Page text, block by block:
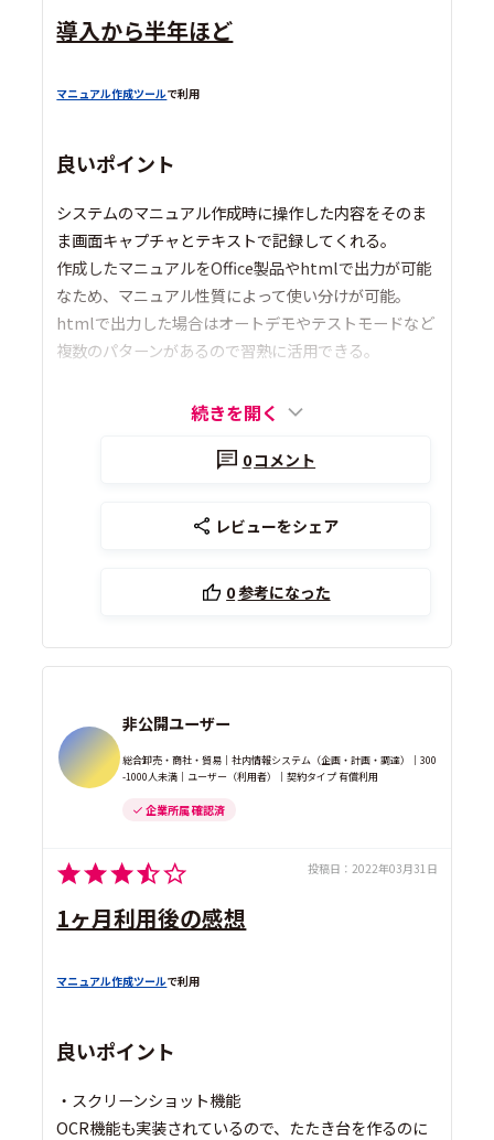
導入から半年ほど
マニュアル作成ツールで利用
良いポイント
システムのマニュアル作成時に操作した内容をそのま
ま画面キャプチャとテキストで記録してくれる。
作成したマニュアルをOffice製品やhtmlで出力が可能
なため、マニュアル性質によって使い分けが可能。
htmlで出力した場合はオートデモやテストモードなど
複数のパターンがあるので習熟に活用できる。
続きを開く
0コメント
レビューをシェア
0参考になった
非公開ユーザー
総合卸売・商社・貿易｜社内情報システム（企画・計画・調達）｜300
-1000人未満｜ユーザー（利用者）｜契約タイプ 有償利用
企業所属 確認済
投稿日： 2022年03月31日
1ヶ月利用後の感想
マニュアル作成ツールで利用
良いポイント
・スクリーンショット機能
OCR機能も実装されているので、たたき台を作るのに